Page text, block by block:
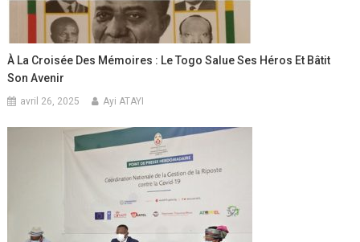
À La Croisée Des Mémoires : Le Togo Salue Ses Héros Et Bâtit
Son Avenir
avril 26, 2025 Ayi ATAYI